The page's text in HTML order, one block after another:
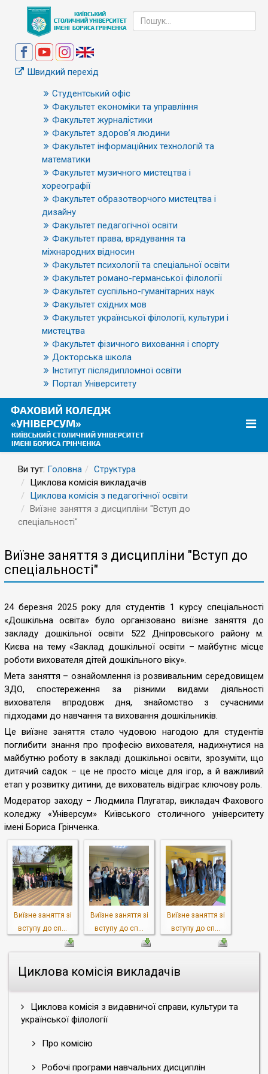
Швидкий перехід
Студентський офіс
Факультет економіки та управління
Факультет журналістики
Факультет здоров’я людини
Факультет інформаційних технологій та
математики
Факультет музичного мистецтва і
хореографії
Факультет образотворчого мистецтва і
дизайну
Факультет педагогічної освіти
Факультет права, врядування та
міжнародних відносин
Факультет психології та спеціальної освіти
Факультет романо-германської філології
Факультет суспільно-гуманітарних наук
Факультет східних мов
Факультет української філології, культури і
мистецтва
Факультет фізичного виховання і спорту
Докторська школа
Інститут післядипломної освіти
Портал Університету
Ви тут: Головна
Структура
Циклова комісія викладачів
Циклова комісія з педагогічної освіти
Виїзне заняття з дисципліни "Вступ до
спеціальності"
Циклова комісія викладачів
Циклова комісія з видавничої справи, культури та
української філології
Про комісію
Робочі програми навчальних дисциплін
Виїзне заняття з дисципліни "Вступ до
спеціальності"
24 березня 2025 року для студентів 1 курсу спеціальності
«Дошкільна освіта» було організовано виїзне заняття до
закладу дошкільної освіти 522 Дніпровського району м.
Києва на тему «Заклад дошкільної освіти – майбутнє місце
роботи вихователя дітей дошкільного віку».
Мета заняття – ознайомлення із розвивальним середовищем
ЗДО, спостереження за різними видами діяльності
вихователя впродовж дня, знайомство з сучасними
підходами до навчання та виховання дошкільників.
Це виїзне заняття стало чудовою нагодою для студентів
поглибити знання про професію вихователя, надихнутися на
майбутню роботу в закладі дошкільної освіти, зрозуміти, що
дитячий садок – це не просто місце для ігор, а й важливий
етап у розвитку дитини, де вихователь відіграє ключову роль.
Модератор заходу – Людмила Плугатар, викладач Фахового
коледжу «Універсум» Київського столичного університету
імені Бориса Грінченка.
Виїзне заняття зі
вступу до сп...
Виїзне заняття зі
вступу до сп...
Виїзне заняття зі
вступу до сп...